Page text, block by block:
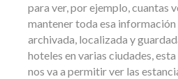
para ver, por ejemplo, cuantas
mantener toda esa
archivada, localizada y
hoteles en varias ciudades,
nos va a permitir ver las